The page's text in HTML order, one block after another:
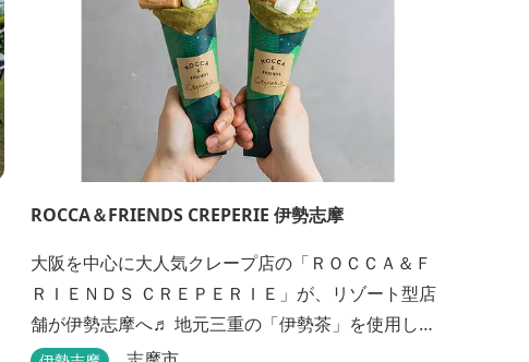
ROCCA＆FRIENDS CREPERIE 伊勢志摩
大阪を中心に大人気クレープ店の「ＲＯＣＣＡ＆Ｆ
ＲＩＥＮＤＳ ＣＲＥＰＥＲＩＥ」が、リゾート型店
舗が伊勢志摩へ♬ 地元三重の「伊勢茶」を使用し
た、伊勢志摩店限定クレープ「伊勢茶ティラミス」